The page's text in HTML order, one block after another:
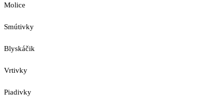
Molice
Smútivky
Blyskáčik
Vrtivky
Piadivky